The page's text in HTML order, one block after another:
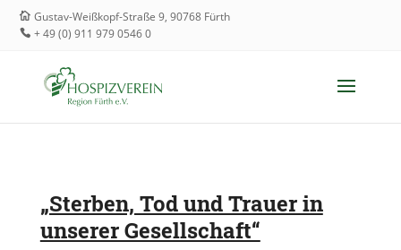
Gustav-Weißkopf-Straße 9, 90768 Fürth
+ 49 (0) 911 979 0546 0
„Sterben, Tod und Trauer in
unserer Gesellschaft“